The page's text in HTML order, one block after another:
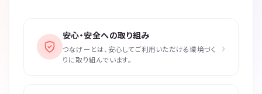
安心・安全への取り組み
つなげーとは、安心してご利用いただける環境づく
りに取り組んでいます。
›